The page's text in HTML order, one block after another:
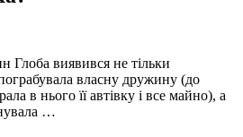
Глоба виявився не тільки
власну дружину (до
в нього її автівку і все майно), а
…